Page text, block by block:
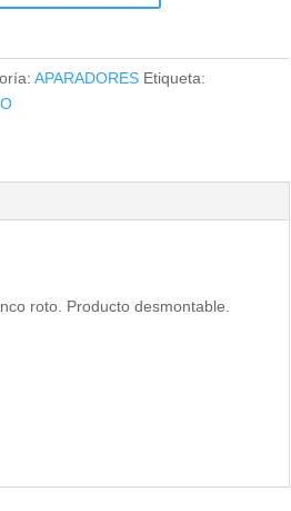
APARADORES Etiqueta:
roto. Producto desmontable.